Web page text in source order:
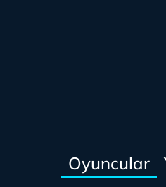
Oyuncular